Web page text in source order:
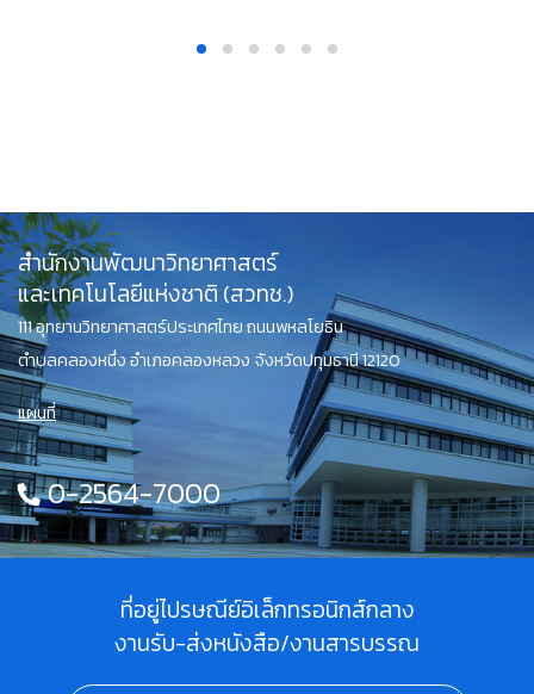
สำนักงานพัฒนาวิทยาศาสตร์
และเทคโนโลยีแห่งชาติ (สวทช.)
111 อุทยานวิทยาศาสตร์ประเทศไทย ถนนพหลโยธิน
ตำบลคลองหนึ่ง อำเภอคลองหลวง จังหวัดปทุมธานี 12120
แผนที่
0-2564-7000
ที่อยู่ไปรษณีย์อิเล็กทรอนิกส์กลาง
งานรับ-ส่งหนังสือ/งานสารบรรณ